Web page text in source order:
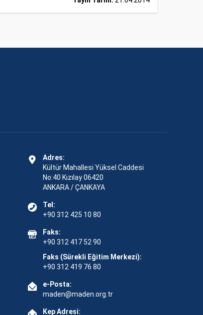
Adres:
Kültür Mahallesi Yüksel Caddesi
No:40 Kızılay 06420
ANKARA / ÇANKAYA
Tel:
+90 312 425 10 80
Faks:
+90 312 417 52 90
Faks (Sürekli Eğitim Merkezi):
+90 312 419 76 80
e-Posta:
maden@maden.org.tr
Kep Adresi: